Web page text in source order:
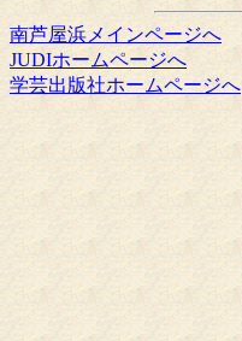
南芦屋浜メインページへ
JUDIホームページへ
学芸出版社ホームページへ